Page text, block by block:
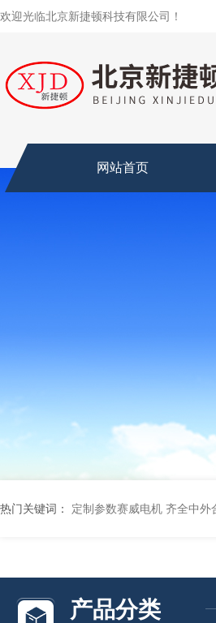
欢迎光临北京新捷顿科技有限公司！
网站首页
热门关键词： 定制参数赛威电机 齐全中外
产品分类